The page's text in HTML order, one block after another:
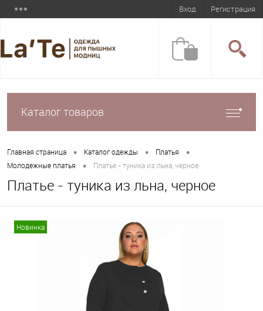
Вход Регистрация
Каталог товаров
Главная страница • Каталог одежды • Платья •
Молодежные платья • Платье - туника из льна, черное
Платье - туника из льна, черное
Новинка